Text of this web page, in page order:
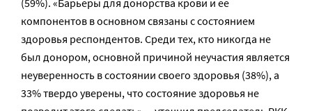
(59%). «Барьеры для донорства крови и ее
компонентов в основном связаны с состоянием
здоровья респондентов. Среди тех, кто никогда не
был донором, основной причиной неучастия является
неуверенность в состоянии своего здоровья (38%), а
33% твердо уверены, что состояние здоровья не